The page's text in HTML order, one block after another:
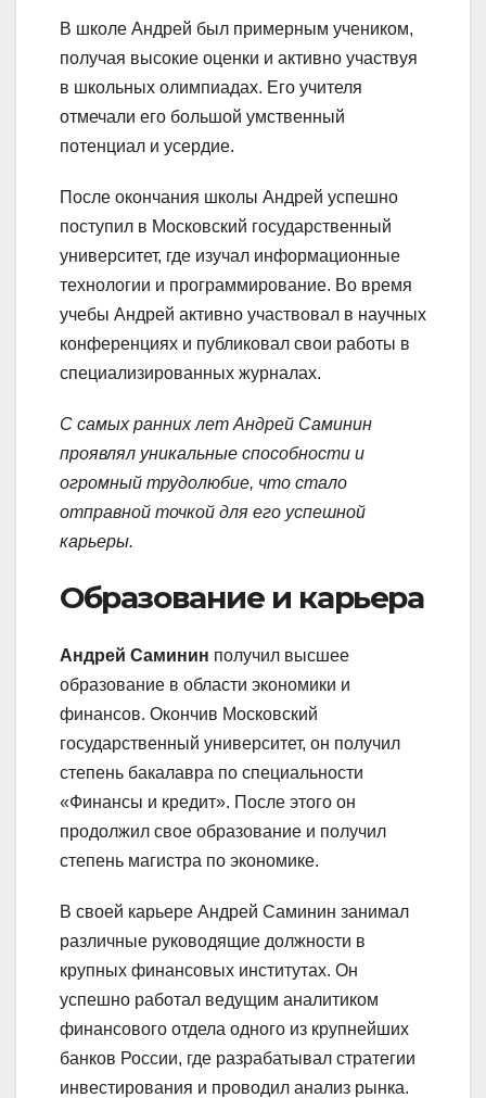
В школе Андрей был примерным учеником,
получая высокие оценки и активно участвуя
в школьных олимпиадах. Его учителя
отмечали его большой умственный
потенциал и усердие.
После окончания школы Андрей успешно
поступил в Московский государственный
университет, где изучал информационные
технологии и программирование. Во время
учебы Андрей активно участвовал в научных
конференциях и публиковал свои работы в
специализированных журналах.
С самых ранних лет Андрей Саминин
проявлял уникальные способности и
огромный трудолюбие, что стало
отправной точкой для его успешной
карьеры.
Образование и карьера
Андрей Саминин получил высшее
образование в области экономики и
финансов. Окончив Московский
государственный университет, он получил
степень бакалавра по специальности
«Финансы и кредит». После этого он
продолжил свое образование и получил
степень магистра по экономике.
В своей карьере Андрей Саминин занимал
различные руководящие должности в
крупных финансовых институтах. Он
успешно работал ведущим аналитиком
финансового отдела одного из крупнейших
банков России, где разрабатывал стратегии
инвестирования и проводил анализ рынка.